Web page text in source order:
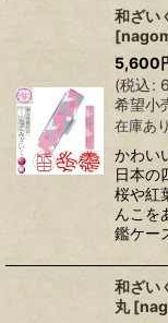
和ざい
[
5,600
(税込:
希望小
在庫あり
かわい
日本の
桜や紅
んこを
鑑ケー
和ざい
丸 [